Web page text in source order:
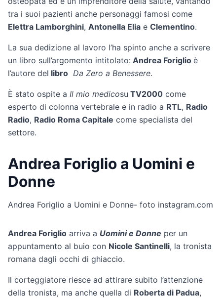
tra i suoi pazienti anche personaggi famosi come
Elettra Lamborghini, Antonella Elia e Clementino.
La sua dedizione al lavoro l’ha spinto anche a scrivere
un libro sull’argomento intitolato: Andrea Foriglio è
l’autore del libro Da Zero a Benessere.
È stato ospite a Il mio medicosu TV2000 come
esperto di colonna vertebrale e in radio a RTL, Radio
Radio, Radio Roma Capitale come specialista del
settore.
Andrea Foriglio a Uomini e
Donne
Andrea Foriglio a Uomini e Donne- foto instagram.com
Andrea Foriglio arriva a Uomini e Donne per un
appuntamento al buio con Nicole Santinelli, la tronista
romana dagli occhi di ghiaccio.
Il corteggiatore riesce ad attirare subito l’attenzione
della tronista, ma anche quella di Roberta di Padua,